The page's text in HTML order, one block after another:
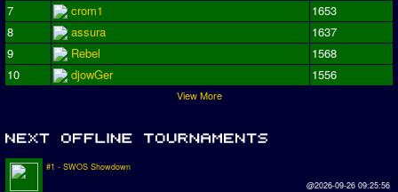
7
crom1
1653
8
assura
1637
9
Rebel
1568
10
djowGer 1556
View More
#1 - SWOS Showdown
@2026-09-26 09:25:56